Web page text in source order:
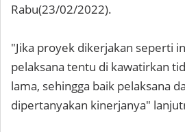
Rabu(23/02/2022).
"Jika proyek dikerjakan seperti
pelaksana tentu di kawatirkan
lama, sehingga baik pelaksana
dipertanyakan kinerjanya"